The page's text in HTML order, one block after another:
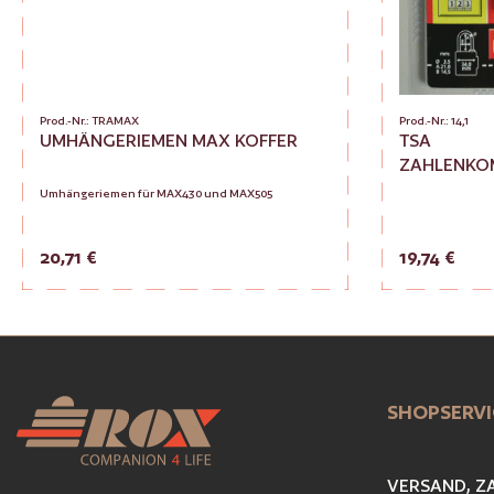
Prod.-Nr.: TRAMAX
UMHÄNGERIEMEN MAX KOFFER
Umhängeriemen für MAX430 und MAX505
Regulärer Preis:
20,71 €
Prod.-Nr.: 14,1
TSA
Regulärer Preis:
19,74 €
VERSAND,